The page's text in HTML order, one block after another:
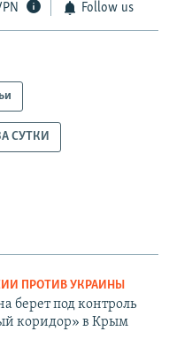
Follow us
СУТКИ
ПРОТИВ УКРАИНЫ
берет под контроль
коридор» в Крым